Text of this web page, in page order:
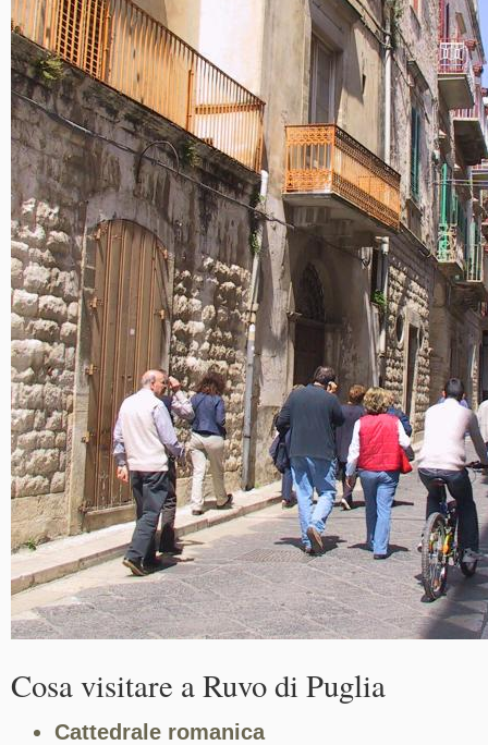
Cosa visitare a Ruvo di Puglia
Cattedrale romanica